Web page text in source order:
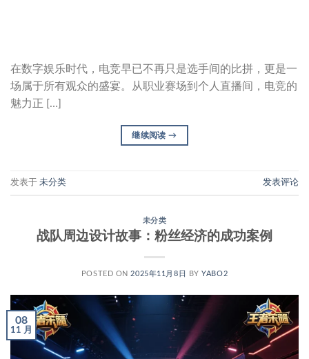
在数字娱乐时代，电竞早已不再只是选手间的比拼，更是一
场属于所有观众的盛宴。从职业赛场到个人直播间，电竞的
魅力正 […]
继续阅读→
发表于 未分类 发表评论
未分类
战队周边设计故事：粉丝经济的成功案例
POSTED ON 2025年11月8日 BYYABO2
08
11 月